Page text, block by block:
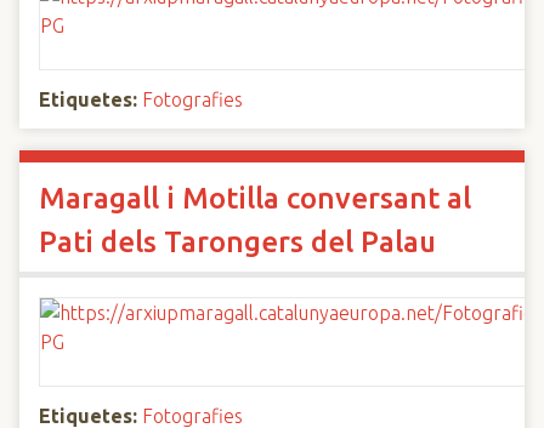
Etiquetes: Fotografies
Maragall i Motilla conversant al
Pati dels Tarongers del Palau
Etiquetes: Fotografies